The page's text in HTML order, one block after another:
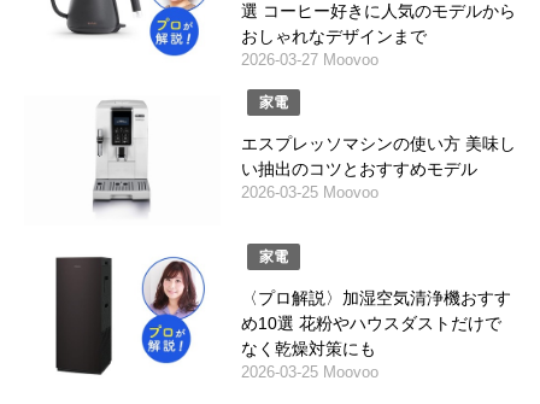
選 コーヒー好きに人気のモデルから
おしゃれなデザインまで
2026-03-27 Moovoo
家電
エスプレッソマシンの使い方 美味し
い抽出のコツとおすすめモデル
2026-03-25 Moovoo
家電
〈プロ解説〉加湿空気清浄機おすす
め10選 花粉やハウスダストだけで
なく乾燥対策にも
2026-03-25 Moovoo